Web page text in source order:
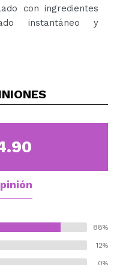
con ingredientes
instantáneo y
de oliva y vitamina
Dejar secar y
88%
12%
0%